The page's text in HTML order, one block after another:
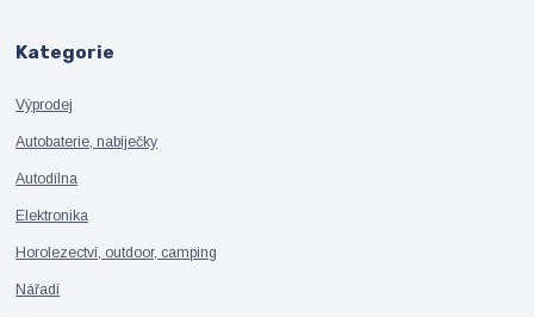
Kategorie
Výprodej
Autobaterie, nabíječky
Autodílna
Elektronika
Horolezectví, outdoor, camping
Nářadí